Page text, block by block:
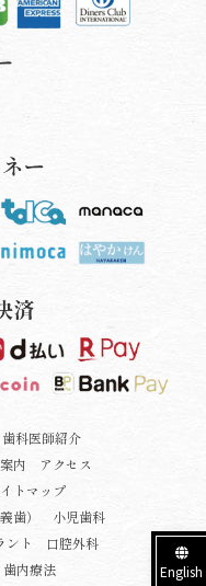
歯科医師紹介
内
アクセス
トマップ
歯）
小児歯科
ント
口腔外科
内療法 English